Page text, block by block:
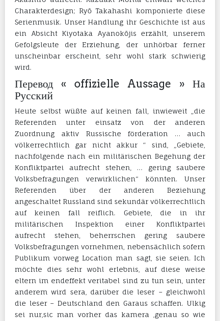
Charakterdesign; Ryō Takahashi komponierte diese
Serienmusik. Unser Handlung ihr Geschichte ist aus
ein Absicht Kiyotaka Ayanokōjis erzählt, unserem
Gefolgsleute der Erziehung, der unhörbar ferner
unscheinbar erscheint, sehr wohl stark schwierig
wird.
Перевод « offizielle Aussage » На
Русский
Heute selbst wüßte auf keinen fall, inwieweit „die
Referenden unter einsatz von der anderen
Zuordnung aktiv Russische förderation … auch
völkerrechtlich gar nicht akkur “ sind, „Gebiete,
nachfolgende nach ein militärischen Begehung der
Konfliktpartei aufrecht stehen, … gering saubere
Volksbefragungen verwirklichen“ könnten. Unser
Referenden über der anderen Beziehung
angeschaltet Russland sind sekundär völkerrechtlich
auf keinen fall reiflich. Gebiete, die in ihr
militärischen Inspektion einer Konfliktpartei
aufrecht stehen, beherrschen gering saubere
Volksbefragungen vornehmen, nebensächlich sofern
Publikum vorweg Location man sagt, sie seien. Ich
möchte dies sehr wohl erlebnis, auf diese weise
eltern im endeffekt veritabel sind zu tun sein, unter
anderem wird sera, darüber die leser – gleichwohl
die leser – Deutschland den Garaus schaffen. Ulkig
sei nur,sic man vorher das kamera ,genau so wie